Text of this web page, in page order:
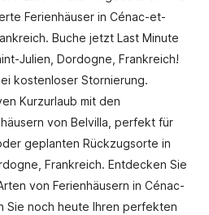
Ferienhäuser in Cénac-et-
Buche jetzt Last Minute
Julien, Dordogne, Frankreich!
kostenloser Stornierung.
Kurzurlaub mit den
von Belvilla, perfekt für
geplanten Rückzugsorte in
Frankreich. Entdecken Sie
von Ferienhäusern in Cénac-
Sie noch heute Ihren perfekten